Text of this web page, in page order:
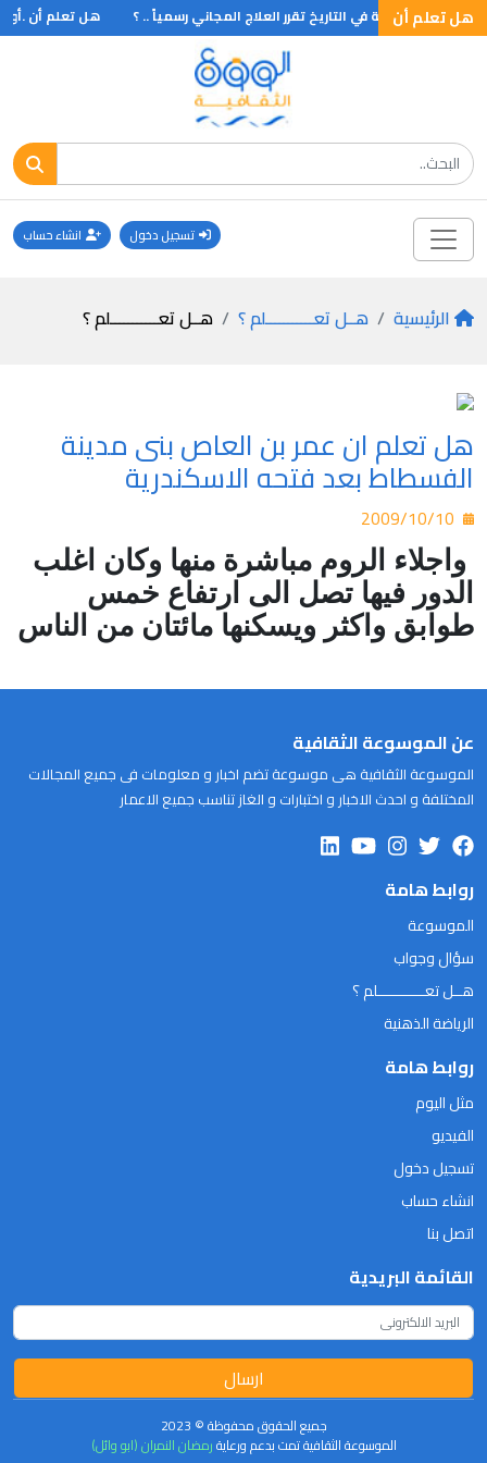
هل تعلم أن
تعلم أن أول أمة في التاريخ تقرر العلاج المجاني رسمياً .. ؟ هل تعلم أن .أول
تسجيل دخول انشاء حساب
الرئيسية هــل تعـــــــــــلم ؟ هــل تعـــــــــــلم ؟
هل تعلم ان عمر بن العاص بنى مدينة
الفسطاط بعد فتحه الاسكندرية
واجلاء الروم مباشرة منها وكان اغلب
الدور فيها تصل الى ارتفاع خمس
طوابق واكثر ويسكنها مائتان من الناس
عن الموسوعة الثقافية
الموسوعة الثقافية هى موسوعة تضم اخبار و معلومات فى جميع المجالات
المختلفة و احدث الاخبار و اختبارات و الغاز تناسب جميع الاعمار
روابط هامة
الموسوعة
سؤال وجواب
هــل تعـــــــــــلم ؟
الرياضة الذهنية
روابط هامة
مثل اليوم
الفيديو
تسجيل دخول
انشاء حساب
اتصل بنا
القائمة البريدية
ارسال
جميع الحقوق محفوظة © 2023
الموسوعة الثقافية تمت بدعم ورعايةرمضان النمران (ابو وائل)